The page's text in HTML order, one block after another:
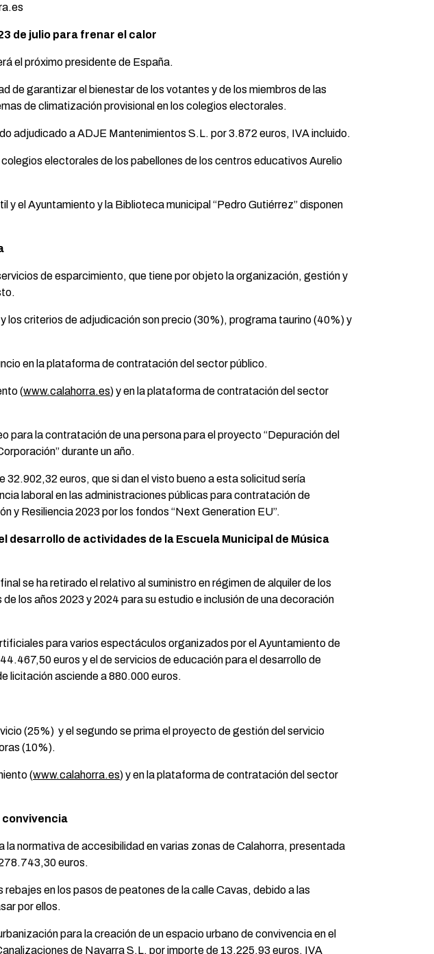
de julio para frenar el calor
el próximo presidente de España.
de garantizar el bienestar de los votantes y de los miembros de las
de climatización provisional en los colegios electorales.
adjudicado a ADJE Mantenimientos S.L. por 3.872 euros, IVA incluido.
electorales de los pabellones de los centros educativos Aurelio
el Ayuntamiento y la Biblioteca municipal “Pedro Gutiérrez” disponen
de esparcimiento, que tiene por objeto la organización, gestión y
los criterios de adjudicación son precio (30%), programa taurino (40%) y
en la plataforma de contratación del sector público.
(www.calahorra.es) y en la plataforma de contratación del sector
para la contratación de una persona para el proyecto “Depuración del
durante un año.
euros, que si dan el visto bueno a esta solicitud sería
laboral en las administraciones públicas para contratación de
y Resiliencia 2023 por los fondos “Next Generation EU”.
de actividades de la Escuela Municipal de Música
se ha retirado el relativo al suministro en régimen de alquiler de los
los años 2023 y 2024 para su estudio e inclusión de una decoración
para varios espectáculos organizados por el Ayuntamiento de
euros y el de servicios de educación para el desarrollo de
licitación asciende a 880.000 euros.
(25%) y el segundo se prima el proyecto de gestión del servicio
(10%).
(www.calahorra.es) y en la plataforma de contratación del sector
convivencia
normativa de accesibilidad en varias zonas de Calahorra, presentada
euros.
en los pasos de peatones de la calle Cavas, debido a las
por ellos.
para la creación de un espacio urbano de convivencia en el
de Navarra S.L. por importe de 13.225,93 euros, IVA